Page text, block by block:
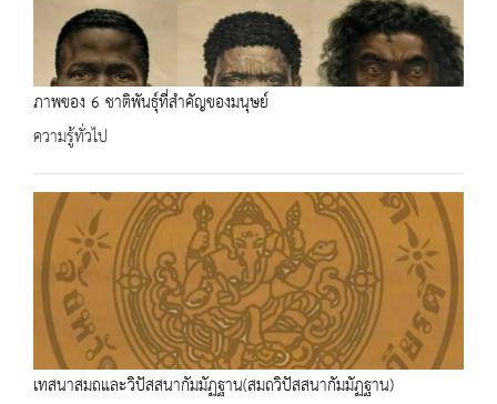
ภาพของ 6 ชาติพันธุ์ที่สำคัญของมนุษย์
ความรู้ทั่วไป
เทสนาสมถและวิปัสสนากัมมัฏฐาน(สมถวิปัสสนากัมมัฏฐาน)